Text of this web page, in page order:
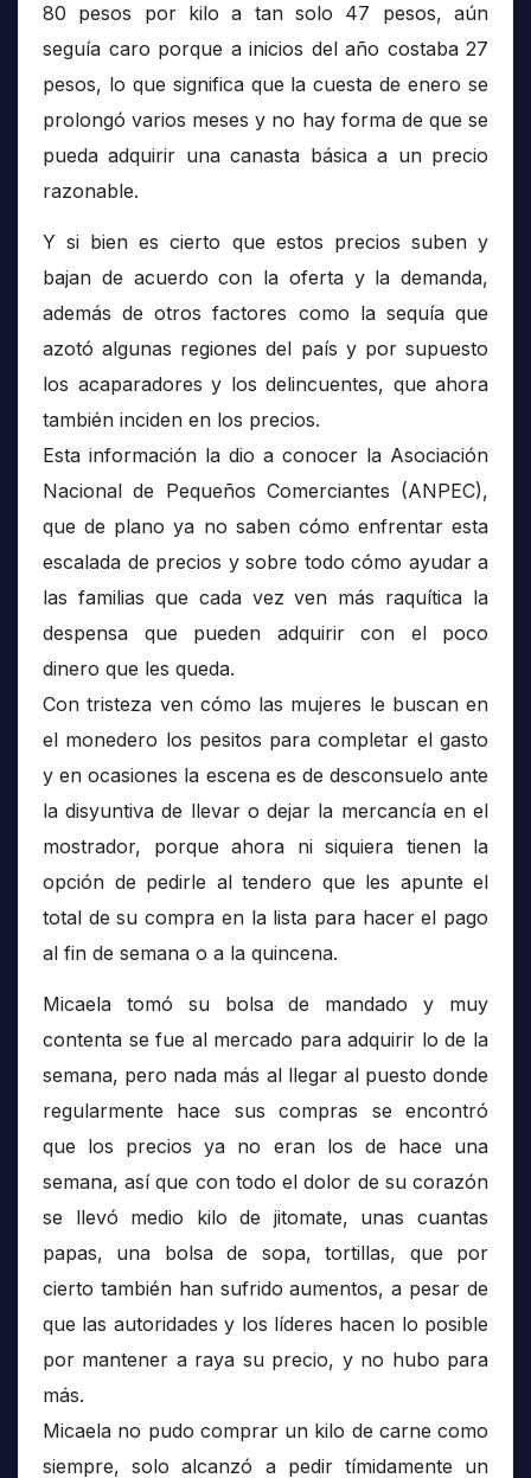
80 pesos por kilo a tan solo 47 pesos, aún
seguía caro porque a inicios del año costaba 27
pesos, lo que significa que la cuesta de enero se
prolongó varios meses y no hay forma de que se
pueda adquirir una canasta básica a un precio
razonable.
Y si bien es cierto que estos precios suben y
bajan de acuerdo con la oferta y la demanda,
además de otros factores como la sequía que
azotó algunas regiones del país y por supuesto
los acaparadores y los delincuentes, que ahora
también inciden en los precios.
Esta información la dio a conocer la Asociación
Nacional de Pequeños Comerciantes (ANPEC),
que de plano ya no saben cómo enfrentar esta
escalada de precios y sobre todo cómo ayudar a
las familias que cada vez ven más raquítica la
despensa que pueden adquirir con el poco
dinero que les queda.
Con tristeza ven cómo las mujeres le buscan en
el monedero los pesitos para completar el gasto
y en ocasiones la escena es de desconsuelo ante
la disyuntiva de llevar o dejar la mercancía en el
mostrador, porque ahora ni siquiera tienen la
opción de pedirle al tendero que les apunte el
total de su compra en la lista para hacer el pago
al fin de semana o a la quincena.
Micaela tomó su bolsa de mandado y muy
contenta se fue al mercado para adquirir lo de la
semana, pero nada más al llegar al puesto donde
regularmente hace sus compras se encontró
que los precios ya no eran los de hace una
semana, así que con todo el dolor de su corazón
se llevó medio kilo de jitomate, unas cuantas
papas, una bolsa de sopa, tortillas, que por
cierto también han sufrido aumentos, a pesar de
que las autoridades y los líderes hacen lo posible
por mantener a raya su precio, y no hubo para
más.
Micaela no pudo comprar un kilo de carne como
siempre, solo alcanzó a pedir tímidamente un